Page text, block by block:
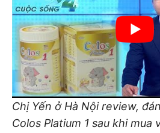
Chị Yến ở Hà Nội review,
Colos Platium 1 sau khi mua